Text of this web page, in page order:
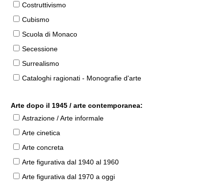
Costruttivismo
Cubismo
Scuola di Monaco
Secessione
Surrealismo
Cataloghi ragionati - Monografie d'arte
Arte dopo il 1945 / arte contemporanea:
Astrazione / Arte informale
Arte cinetica
Arte concreta
Arte figurativa dal 1940 al 1960
Arte figurativa dal 1970 a oggi